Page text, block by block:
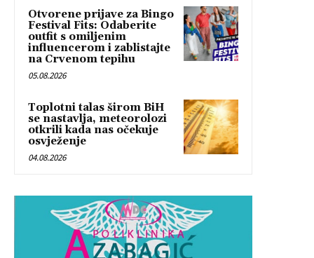
Otvorene prijave za Bingo
Festival Fits: Odaberite
outfit s omiljenim
influencerom i zablistajte
na Crvenom tepihu
05.08.2026
Toplotni talas širom BiH
se nastavlja, meteorolozi
otkrili kada nas očekuje
osvježenje
04.08.2026